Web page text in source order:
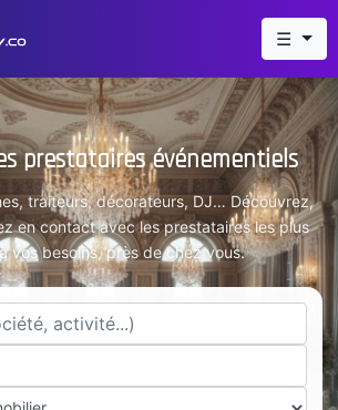
☰
prestataires événementiels
traiteurs, décorateurs, DJ… Découvrez,
en contact avec les prestataires les plus
vos besoins, près de chez vous.